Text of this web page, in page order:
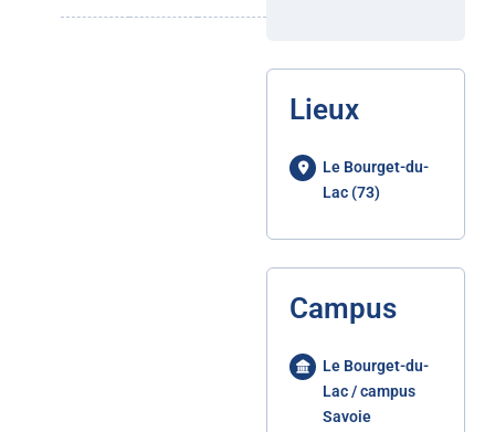
Lieux
Le Bourget-du-
Lac (73)
Campus
Le Bourget-du-
Lac / campus
Savoie